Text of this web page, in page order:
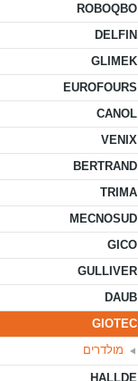
ROBOQBO
DELFIN
GLIMEK
EUROFOURS
CANOL
VENIX
BERTRAND
TRIMA
MECNOSUD
GICO
GULLIVER
DAUB
GIOTEC
מולדרים
HALLDE